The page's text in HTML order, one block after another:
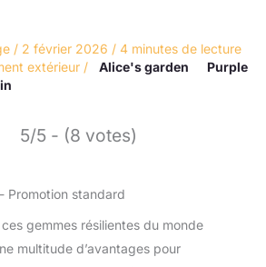
/ 2 février 2026 / 4 minutes de lecture
extérieur / Alice's garden
Purple
5/5 - (8 votes)
gemmes résilientes du monde
multitude d’avantages pour